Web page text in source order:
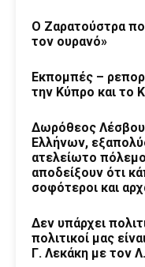
Ο Ζαρατούστρα
τον ουρανό»
Εκπομπές –
την Κύπρο και το
Δωρόθεος Λέσβου:
Ελλήνων,
ατελείωτο
αποδείξουν ότι
σοφότεροι και
Δεν υπάρχει
πολιτικοί μας
Γ. Λεκάκη με τον